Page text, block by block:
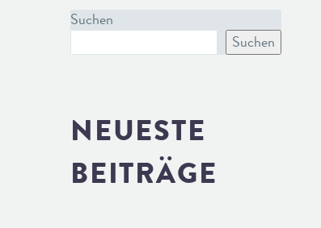
Suchen
Suchen
NEUESTE
BEITRÄGE